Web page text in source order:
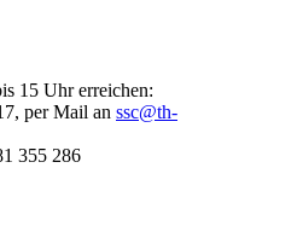
15 Uhr erreichen:
per Mail an ssc@th-
355 286